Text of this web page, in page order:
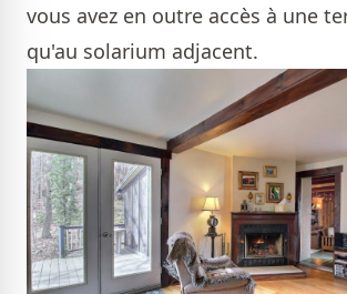
vous avez en outre accès à une
qu'au solarium adjacent.